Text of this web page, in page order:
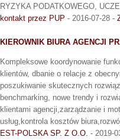
RYZYKA PODATKOWEGO,
kontakt przez PUP - 2016-07-28 -
KIEROWNIK BIURA AGENCJI
Kompleksowe koordynowanie
klientów, dbanie o relacje z
poszukiwanie skutecznych
benchmarking, nowe trendy i
klientami agencji,zarządzanie i
usług,kontrola kosztów
EST-POLSKA SP. Z O.O. - 2019-